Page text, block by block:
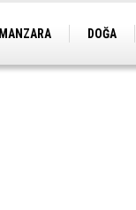
MANZARA DOĞA